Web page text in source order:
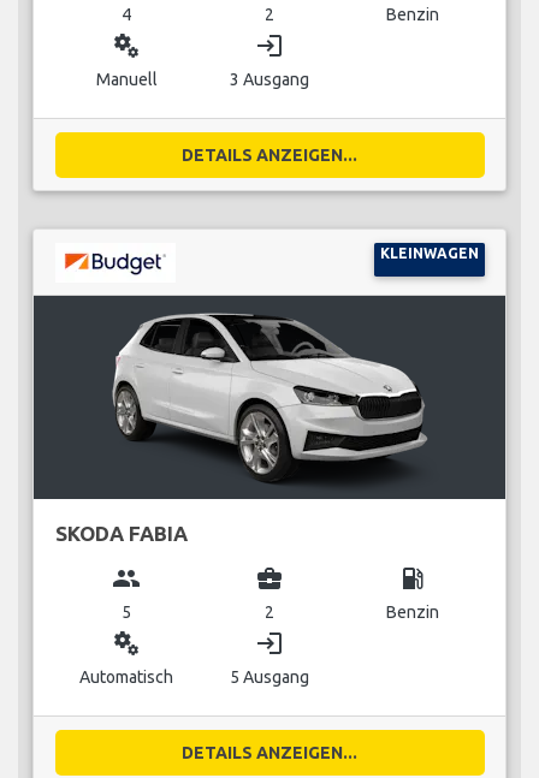
4 2 Benzin
miscellaneous_services
Manuell
login
3 Ausgang
DETAILS ANZEIGEN...
KLEINWAGEN
SKODA FABIA
group
5
business_center
2
local_gas_station
Benzin
miscellaneous_services
Automatisch
login
5 Ausgang
DETAILS ANZEIGEN...